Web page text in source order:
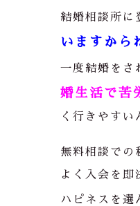
結婚相談所に
いますか
一度結婚をさ
婚生活で苦
く行きやすい
無料相談での
よく入会を即
ハピネスを選